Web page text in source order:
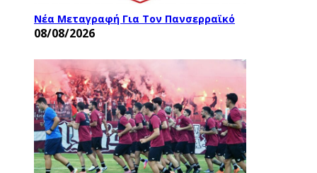
Νέα Μεταγραφή Για Τον Πανσερραϊκό
08/08/2026